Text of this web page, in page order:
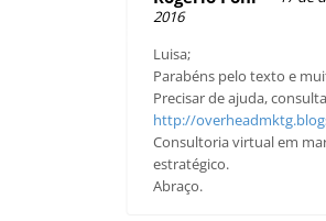
2016
Luisa;
Parabéns pelo texto e
Precisar de ajuda, consulta
http://
Consultoria virtual em
estratégico.
Abraço.